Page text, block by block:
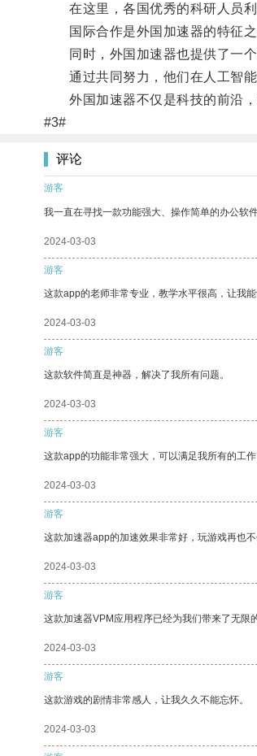
在这里，各国优秀的科研人员利
国际合作是外国加速器的特征之
同时，外国加速器也提供了一个
通过共同努力，他们在人工智能
外国加速器不仅是科技的前沿，
#3#
评论
游客
我一直在寻找一款功能强大、操作简单的办公软
2024-03-03
游客
这款app的老师非常专业，教学水平很高，让我能
2024-03-03
游客
这款软件简直是神器，解决了我所有问题。
2024-03-03
游客
这款app的功能非常强大，可以满足我所有的工
2024-03-03
游客
这款加速器app的加速效果非常好，玩游戏再也
2024-03-03
游客
这款加速器VPM应用程序已经为我们带来了无限
2024-03-03
游客
这款游戏的剧情非常感人，让我久久不能忘怀。
2024-03-03